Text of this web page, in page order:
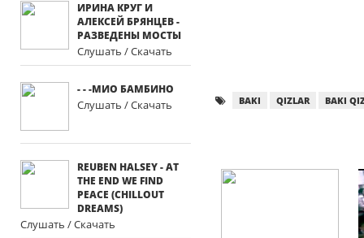
ИРИНА КРУГ И
АЛЕКСЕЙ БРЯНЦЕВ -
РАЗВЕДЕНЫ МОСТЫ
Слушать / Скачать
- - -МИО БАМБИНО
Слушать / Скачать
REUBEN HALSEY - AT
THE END WE FIND
PEACE (CHILLOUT
DREAMS)
Слушать / Скачать
BAKI QIZLAR BAKI